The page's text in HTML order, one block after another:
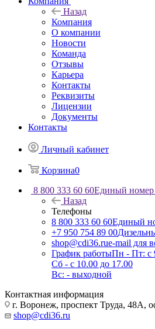
Назад
Компания
О компании
Новости
Команда
Отзывы
Карьера
Контакты
Реквизиты
Лицензии
Документы
Контакты
Личный кабинет
Корзина0
8 800 333 60 60Единый номер
Назад
Телефоны
8 800 333 60 60Единый
+7 950 754 89 00
shop@cdi36.rue-mail для
График работыПн - Пт: с
Сб - с 10.00 до 17.00
Вс: - выходной
Контактная информация
г. Воронеж, проспект Труда, 48А,
shop@cdi36.ru